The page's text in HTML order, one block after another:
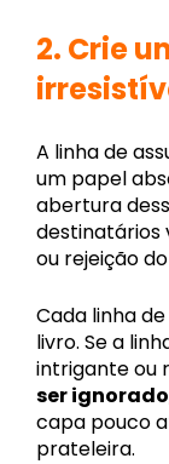
2. Crie
A linha de
um papel
abertura
destinatários
ou rejeição
Cada linha
livro. Se a
intrigante ou
ser ignorado
capa pouco
prateleira.